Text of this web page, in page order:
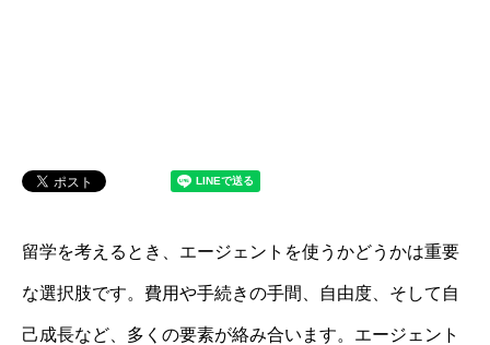
留学を考えるとき、エージェントを使うかどうかは重要
な選択肢です。費用や手続きの手間、自由度、そして自
己成長など、多くの要素が絡み合います。エージェント